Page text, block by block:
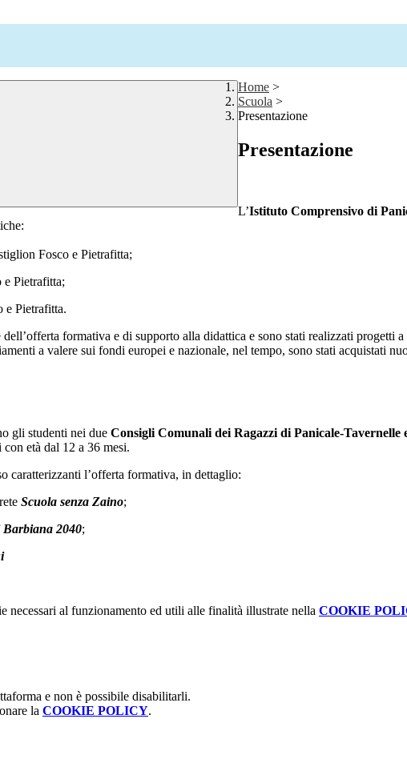
Home >
Scuola >
Presentazione
Presentazione
L’Istituto Comprensivo di
Fosco e Pietrafitta;
e Pietrafitta;
e Pietrafitta.
formativa e di supporto alla didattica e sono stati realizzati progetti
a valere sui fondi europei e nazionale, nel tempo, sono stati acquistati
gli studenti nei due Consigli Comunali dei Ragazzi di Panicale-Tavernelle
età dal 12 a 36 mesi.
caratterizzanti l’offerta formativa, in dettaglio:
Scuola senza Zaino;
Barbiana 2040;
al funzionamento ed utili alle finalità illustrate nella COOKIE
e non è possibile disabilitarli.
la COOKIE POLICY.